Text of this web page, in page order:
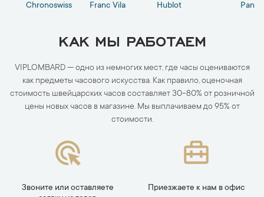
Chronoswiss
Franc Vila
Hublot
КАК МЫ РАБОТАЕМ
VIPLOMBARD — одно из немногих мест, где часы оцениваются
как предметы часового искусства. Как правило, оценочная
стоимость швейцарских часов составляет 30-80% от розничной
цены новых часов в магазине. Мы выплачиваем до 95% от
стоимости.
Звоните или оставляете
Приезжаете к нам в офис